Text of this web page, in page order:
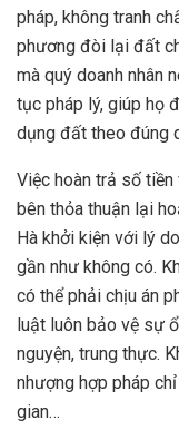
pháp, không tranh
phương đòi lại đất
mà quý doanh nhân
tục pháp lý, giúp họ
dụng đất theo đúng
Việc hoàn trả số
bên thỏa thuận lại
Hà khởi kiện với lý
gần như không có.
có thể phải chịu án
luật luôn bảo vệ sự
nguyện, trung thực.
nhượng hợp pháp
gian…